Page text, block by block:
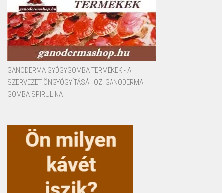
GANODERMA GYÓGYGOMBA TERMÉKEK - A
SZERVEZET ÖNGYÓGYÍTÁSÁHOZ! GANODERMA
GOMBA SPIRULINA